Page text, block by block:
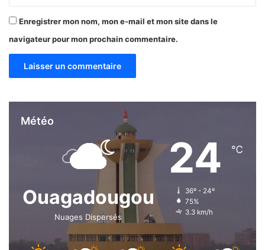
Enregistrer mon nom, mon e-mail et mon site dans le
navigateur pour mon prochain commentaire.
Météo
Ouagadougou
Nuages Dispersés
24 ℃
36º - 24º
75%
3.3 km/h